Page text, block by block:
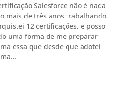
Salesforce não é nada
mais de três anos trabalhando
12 certificações, e posso
uma forma de me preparar
essa que desde que adotei